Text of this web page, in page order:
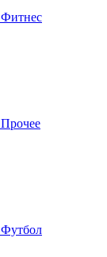
Фитнес
Прочее
Футбол